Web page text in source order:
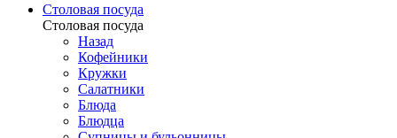
Столовая посуда
Столовая посуда
Назад
Кофейники
Кружки
Салатники
Блюда
Блюдца